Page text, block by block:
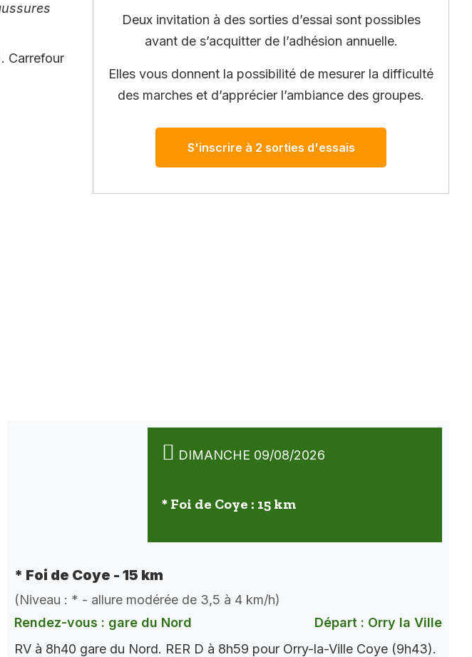
Carrefour
Deux invitation à des sorties d’essai sont possibles
avant de s’acquitter de l’adhésion annuelle.
Elles vous donnent la possibilité de mesurer la difficulté
des marches et d’apprécier l’ambiance des groupes.
S'inscrire à 2 sorties d'essais
DIMANCHE 09/08/2026
* Foi de Coye : 15 km
* Foi de Coye - 15 km
(Niveau : * - allure modérée de 3,5 à 4 km/h)
Rendez-vous : gare du Nord
Départ : Orry la Ville
RV à 8h40 gare du Nord. RER D à 8h59 pour Orry-la-Ville Coye (9h43).